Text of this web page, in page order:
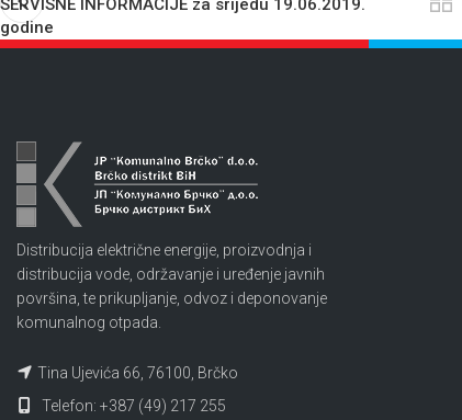
SERVISNE INFORMACIJE za srijedu 19.06.2019.
godine
Distribucija električne energije, proizvodnja i
distribucija vode, održavanje i uređenje javnih
površina, te prikupljanje, odvoz i deponovanje
komunalnog otpada.
Tina Ujevića 66, 76100, Brčko
Telefon: +387 (49) 217 255